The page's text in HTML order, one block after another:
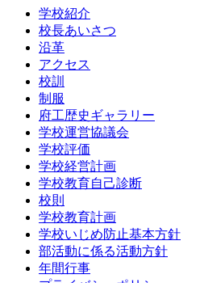
学校紹介
校長あいさつ
沿革
アクセス
校訓
制服
府工歴史ギャラリー
学校運営協議会
学校評価
学校経営計画
学校教育自己診断
校則
学校教育計画
学校いじめ防止基本方針
部活動に係る活動方針
年間行事